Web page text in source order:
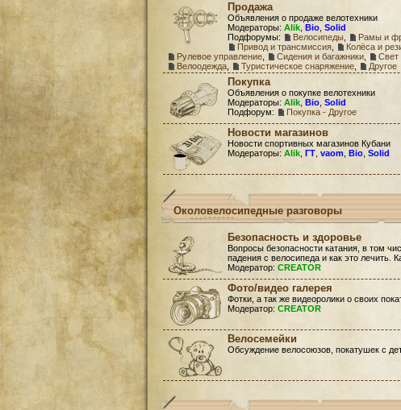
Продажа
Объявления о продаже велотехники
Модераторы: Alik Bio Solid
Подфорумы:
Велосипеды Рамы и
Привод и трансмиссия
Колёса и
Рулевое управление
Сидения и багажники Свет
Велоодежда
Туристическое снаряжение Другое
Покупка
Объявления о покупке велотехники
Модераторы: Alik Bio Solid
Подфорум:
Покупка - Другое
Новости магазинов
Новости спортивных магазинов Кубани
Модераторы: Alik ГТ vaom Bio Solid
Околовелосипедные разговоры
Безопасность и здоровье
Вопросы безопасности катания, в том
падения с велосипеда и как это лечить.
Модератор: CREATOR
Фото/видео галерея
Фотки, а так же видеоролики о своих
Модератор: CREATOR
Велосемейки
Обсуждение велосоюзов, покатушек с